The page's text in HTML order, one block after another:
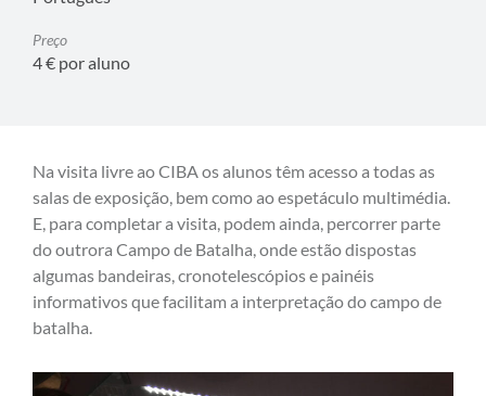
Preço
4 € por aluno
Na visita livre ao CIBA os alunos têm acesso a todas as
salas de exposição, bem como ao espetáculo multimédia.
E, para completar a visita, podem ainda, percorrer parte
do outrora Campo de Batalha, onde estão dispostas
algumas bandeiras, cronotelescópios e painéis
informativos que facilitam a interpretação do campo de
batalha.